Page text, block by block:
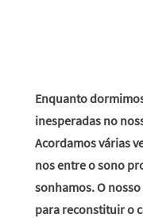
Enquanto
inesperadas no
Acordamos várias
nos entre o sono
sonhamos. O
para reconstituir o